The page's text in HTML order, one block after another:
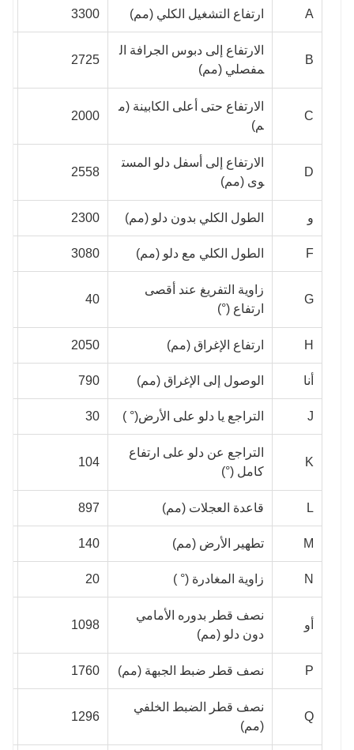
A ارتفاع التشغيل الكلي (مم) 3300
B
الارتفاع إلى دبوس الجرافة ال
مفصلي (مم)
2725
C
الارتفاع حتى أعلى الكابينة (م
م)
2000
D
الارتفاع إلى أسفل دلو المست
وى (مم)
2558
و الطول الكلي بدون دلو (مم) 2300
F الطول الكلي مع دلو (مم) 3080
G
زاوية التفريغ عند أقصى
ارتفاع (°)
40
H ارتفاع الإغراق (مم) 2050
أنا الوصول إلى الإغراق (مم) 790
J التراجع يا دلو على الأرض(° ) 30
K
التراجع عن دلو على ارتفاع
كامل (°)
104
L قاعدة العجلات (مم) 897
M تطهير الأرض (مم) 140
N زاوية المغادرة (° ) 20
أو
نصف قطر بدوره الأمامي
دون دلو (مم)
1098
P نصف قطر ضبط الجبهة (مم) 1760
Q
نصف قطر الضبط الخلفي
(مم)
1296